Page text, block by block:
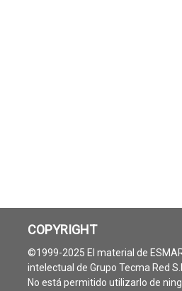
COPYRIGHT
©1999-2025 El material de
intelectual de Grupo Tecma Red
No está permitido utilizarlo de